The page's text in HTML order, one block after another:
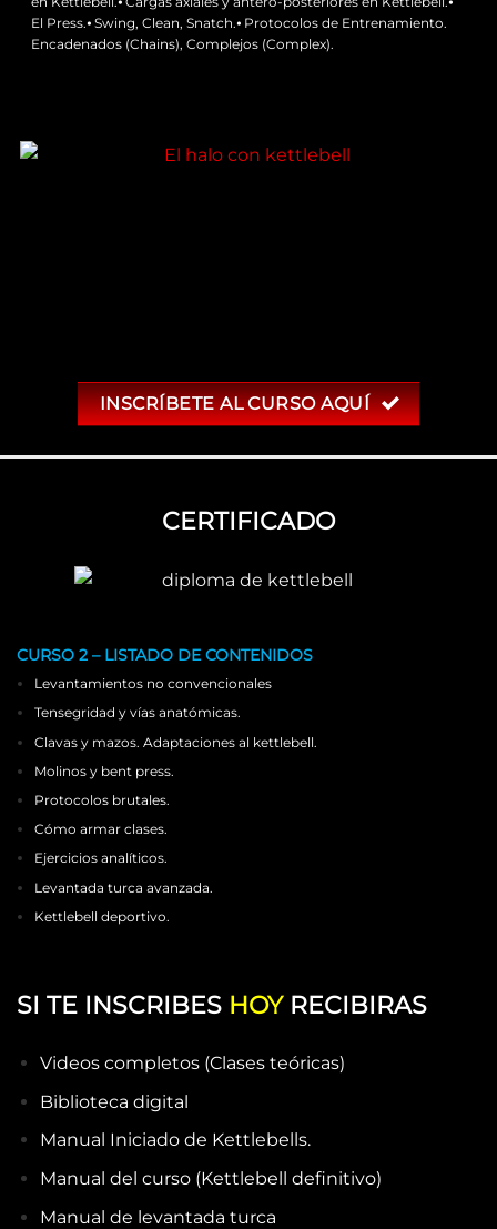
El Press.⦁ Swing, Clean, Snatch.⦁ Protocolos de Entrenamiento.
Encadenados (Chains), Complejos (Complex).
INSCRÍBETE AL CURSO AQUÍ
CERTIFICADO
CURSO 2 – LISTADO DE CONTENIDOS
Levantamientos no convencionales
Tensegridad y vías anatómicas.
Clavas y mazos. Adaptaciones al kettlebell.
Molinos y bent press.
Protocolos brutales.
Cómo armar clases.
Ejercicios analíticos.
Levantada turca avanzada.
Kettlebell deportivo.
SI TE INSCRIBES HOYRECIBIRAS
Videos completos (Clases teóricas)
Biblioteca digital
Manual Iniciado de Kettlebells.
Manual del curso (Kettlebell definitivo)
Manual de levantada turca